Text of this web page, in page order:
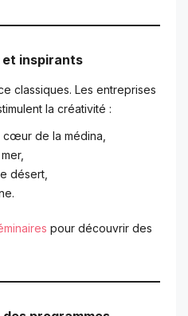
et inspirants
classiques. Les entreprises
la créativité :
cœur de la médina,
désert,
pour découvrir des